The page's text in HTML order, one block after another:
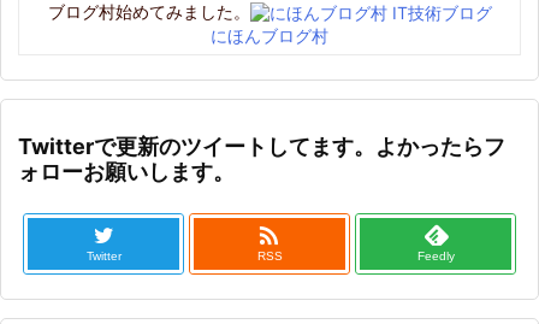
ブログ村始めてみました。
にほんブログ村
Twitterで更新のツイートしてます。よかったらフ
ォローお願いします。
Twitter

RSS Feedly